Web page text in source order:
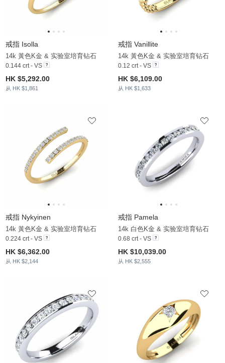
戒指 Isolla
14k 黃色K金 & 实验室培育钻石
0.144 crt - VS
HK $5,292.00
从 HK $1,861
戒指 Vanillite
14k 黃色K金 & 实验室培育钻石
0.12 crt - VS
HK $6,109.00
从 HK $1,633
戒指 Nykyinen
14k 黃色K金 & 实验室培育钻石
0.224 crt - VS
HK $6,362.00
从 HK $2,144
戒指 Pamela
14k 白色K金 & 实验室培育钻石
0.68 crt - VS
HK $10,039.00
从 HK $2,555